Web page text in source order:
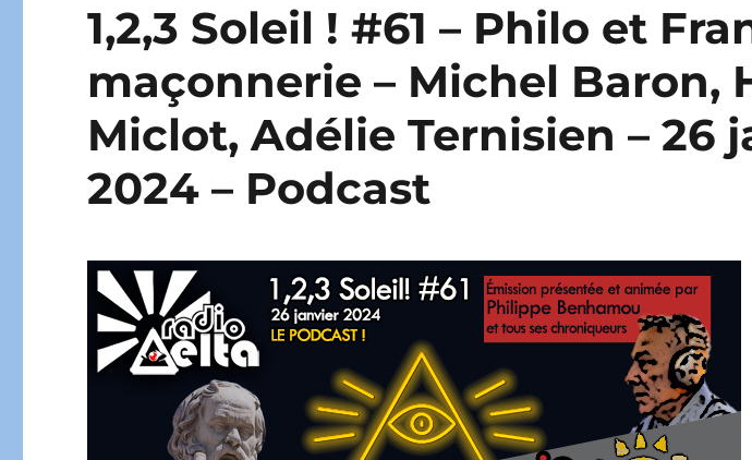
1,2,3 Soleil ! #61 – Philo et
maçonnerie – Michel Baron,
Miclot, Adélie Ternisien – 26
2024 – Podcast